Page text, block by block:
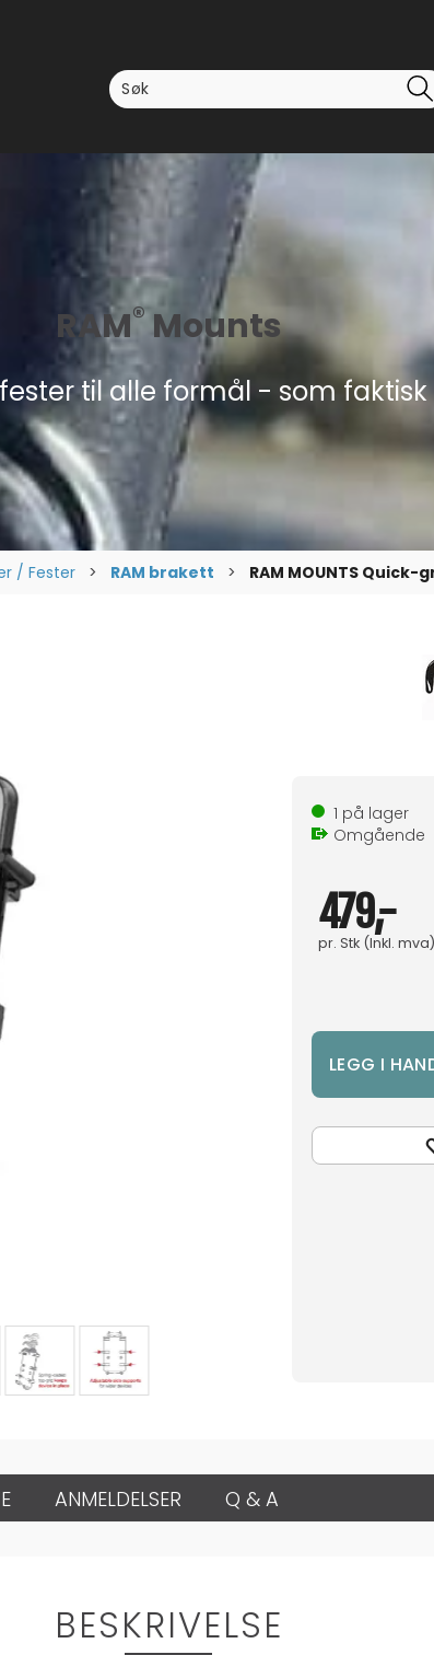
RAM®Mounts
til alle formål - som faktisk
/ Fester > RAM brakett > RAM MOUNTS Quick-
1 på lager
Omgående
479,-
pr. Stk(Inkl. mva)
ANMELDELSER Q & A
BESKRIVELSE